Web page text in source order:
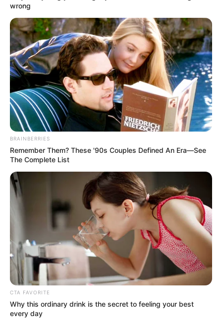
születésnapot! Köszöntsük Őt
tisztelettel és sok sok szívvel!
bySzerző • April 15, 2026
wrong
BRAINBERRIES
Remember Them? These '90s Couples Defined An Era—See
The Complete List
CTA FAVORITE
Why this ordinary drink is the secret to feeling your best
every day